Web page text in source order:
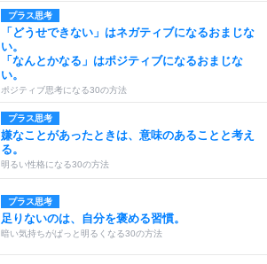
プラス思考
「どうせできない」はネガティブになるおまじな
い。
「なんとかなる」はポジティブになるおまじな
い。
ポジティブ思考になる30の方法
プラス思考
嫌なことがあったときは、意味のあることと考え
る。
明るい性格になる30の方法
プラス思考
足りないのは、自分を褒める習慣。
暗い気持ちがぱっと明るくなる30の方法